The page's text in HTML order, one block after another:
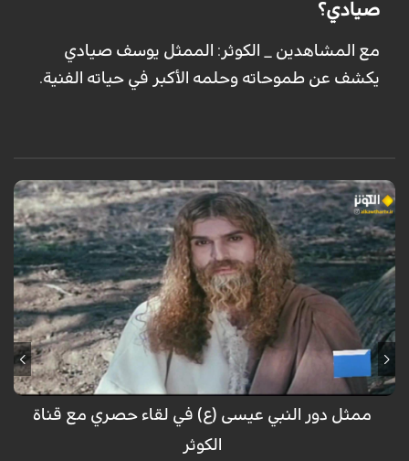
صيادي؟
مع المشاهدين _ الكوثر: الممثل يوسف صيادي
يكشف عن طموحاته وحلمه الأكبر في حياته الفنية.
حوار خاص مع الممثل في دور المسيح في مسلسل السيد المسيح أحمد
سليماني نيا
ممثل دور النبي عيسى (ع) في لقاء حصري مع قناة
الكوثر